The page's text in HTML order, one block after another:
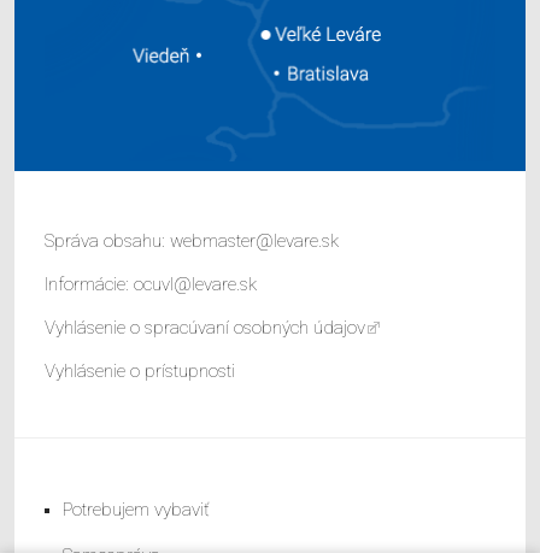
Správa obsahu: webmaster@levare.sk
Informácie: ocuvl@levare.sk
Vyhlásenie o spracúvaní osobných údajov
Vyhlásenie o prístupnosti
Potrebujem vybaviť